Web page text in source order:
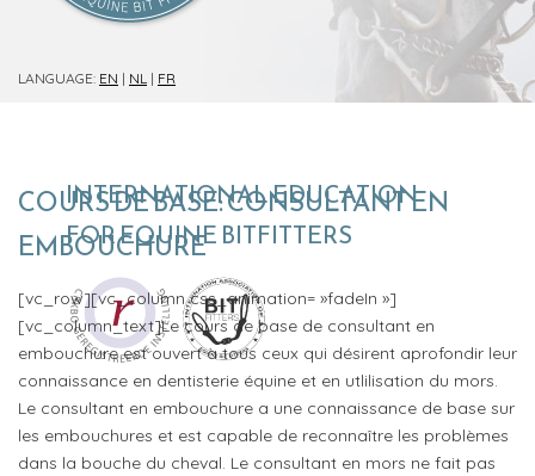
INTERNATIONAL EDUCATION
FOR EQUINE BITFITTERS
LANGUAGE: EN | NL | FR
COURS DE BASE: CONSULTANT EN
EMBOUCHURE
[vc_row][vc_column css_animation= »fadeIn »]
[vc_column_text]Le cours de base de consultant en
embouchure est ouvert à tous ceux qui désirent aprofondir leur
connaissance en dentisterie équine et en utlilisation du mors.
Le consultant en embouchure a une connaissance de base sur
les embouchures et est capable de reconnaître les problèmes
dans la bouche du cheval. Le consultant en mors ne fait pas